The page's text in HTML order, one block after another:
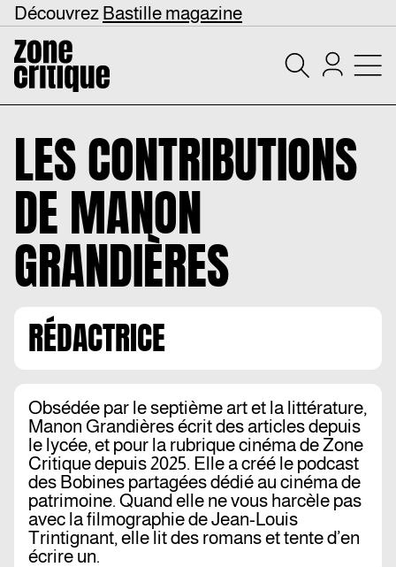
Découvrez Bastille magazine
LES CONTRIBUTIONS
DEMANON
GRANDIÈRES
RÉDACTRICE
Obsédée par le septième art et la littérature,
Manon Grandières écrit des articles depuis
le lycée, et pour la rubrique cinéma de Zone
Critique depuis 2025. Elle a créé le podcast
des Bobines partagées dédié au cinéma de
patrimoine. Quand elle ne vous harcèle pas
avec la filmographie de Jean-Louis
Trintignant, elle lit des romans et tente d’en
écrire un.